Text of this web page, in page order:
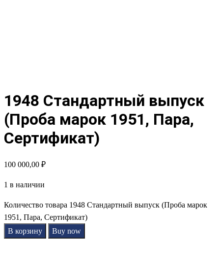
1948 Стандартный выпуск
(Проба марок 1951, Пара,
Сертификат)
100 000,00 ₽
1 в наличии
Количество товара 1948 Стандартный выпуск (Проба марок
1951, Пара, Сертификат)
В корзину
Buy now